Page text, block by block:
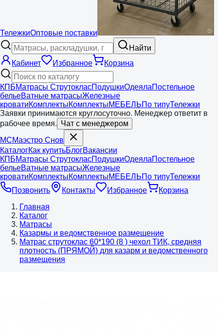
ТележкиОптовые поставки
Найти
Кабинет
Избранное Корзина
КПБМатрасы СтрутокласПодушкиОдеялаПостельное
бельеВатные матрасыЖелезные
кроватиКомплектыКомплектыМЕБЕЛЬПо типуТележки
Заявки принимаются круглосуточно. Менеджер ответит в
рабочее время. Чат с менеджером
МСМаэстро Снов
КаталогКак купитьБлогВакансии
КПБМатрасы СтрутокласПодушкиОдеялаПостельное
бельеВатные матрасыЖелезные
кроватиКомплектыКомплектыМЕБЕЛЬПо типуТележки
Позвонить
Контакты Избранное
Корзина
Главная
Каталог
Матрасы
Казармы и ведомственное размещение
Матрас струтоклас 60*190 (8 ) чехол ТИК, средняя
плотность (ПРЯМОЙ) для казарм и ведомственного
размещения